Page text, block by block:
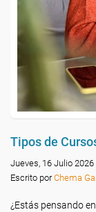
Tipos de
Jueves, 16 Julio 2026
Escrito porChema
¿Estás pensando